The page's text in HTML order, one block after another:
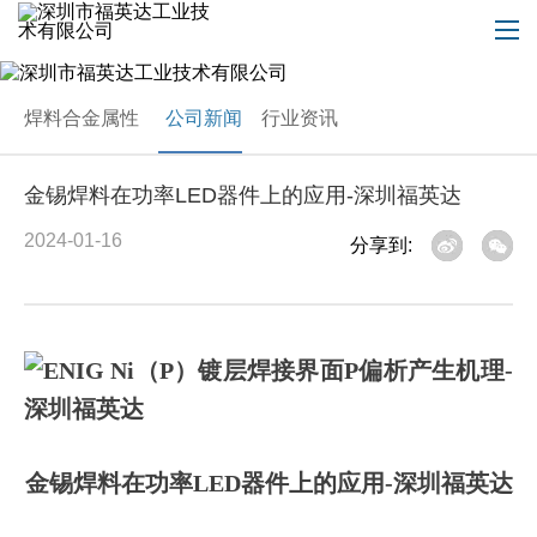
焊料合金属性 公司新闻 行业资讯
金锡焊料在功率LED器件上的应用-深圳福英达
2024-01-16 分享到:
金锡焊料在功率LED器件上的应用-深圳福英达